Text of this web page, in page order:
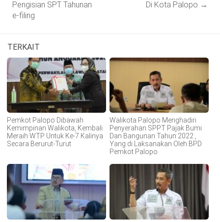
Pengisian SPT Tahunan
e-filing
Di Kota Palopo →
TERKAIT
Pemkot Palopo Dibawah
Kemimpinan Walikota, Kembali
Meraih WTP Untuk Ke-7 Kalinya
Secara Berurut-Turut
Walikota Palopo Menghadiri
Penyerahan SPPT Pajak Bumi
Dan Bangunan Tahun 2022 ,
Yang di Laksanakan Oleh BPD
Pemkot Palopo